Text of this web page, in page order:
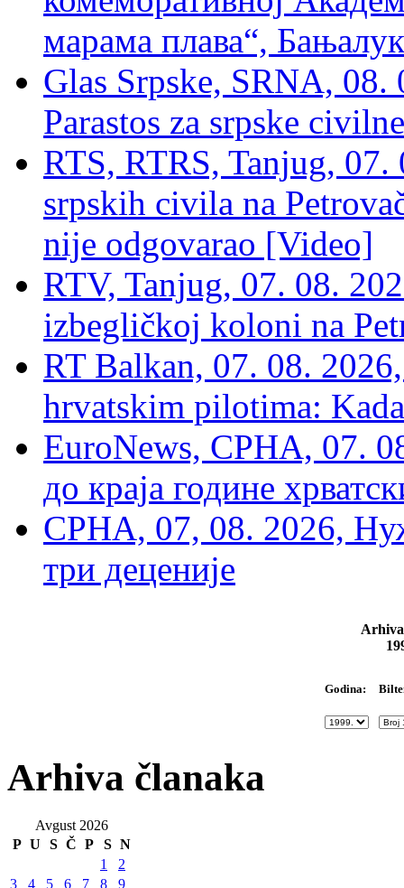
марама плава“,
Glas Srpske, SRNA,
Parastos za srpske
RTS, RTRS, Tanjug,
srpskih civila na
nije odgovarao [Video]
RTV, Tanjug, 07. 08.
izbegličkoj koloni na
RT Balkan, 07. 08.
hrvatskim pilotima:
EuroNews, СРНА, 07.
до краја године
СРНА, 07, 08. 2026,
три деценије
Godina:
Arhiva članaka
Avgust 2026
P U S Č P S N
1
2
3
4 5 6 7 8 9